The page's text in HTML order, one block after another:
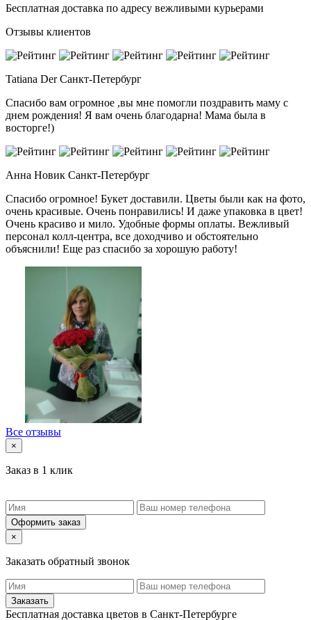
Бесплатная доставка по адресу вежливыми курьерами
Отзывы клиентов
Tatiana DerСанкт-Петербург
Спасибо вам огромное ,вы мне помогли поздравить маму с
днем рождения! Я вам очень благодарна! Мама была в
восторге!)
Анна Новик Санкт-Петербург
Спасибо огромное! Букет доставили. Цветы были как на фото,
очень красивые. Очень понравились! И даже упаковка в цвет!
Очень красиво и мило. Удобные формы оплаты. Вежливый
персонал колл-центра, все доходчиво и обстоятельно
объяснили! Еще раз спасибо за хорошую работу!
Все отзывы
×
Заказ в 1 клик
Оформить заказ
×
Заказать обратный звонок
Заказать
Бесплатная доставка цветов в Санкт-Петербурге